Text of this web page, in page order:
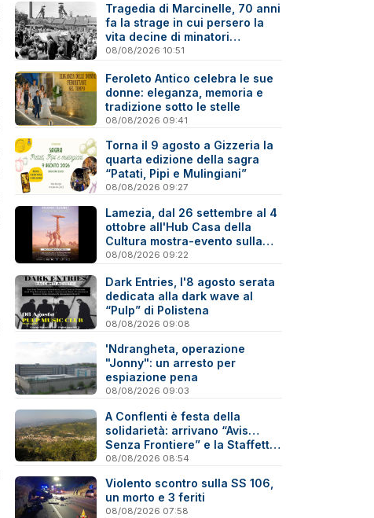
Tragedia di Marcinelle, 70 anni
fa la strage in cui persero la
vita decine di minatori
calabresi
08/08/2026 10:51
Feroleto Antico celebra le sue
donne: eleganza, memoria e
tradizione sotto le stelle
08/08/2026 09:41
Torna il 9 agosto a Gizzeria la
quarta edizione della sagra
“Patati, Pipi e Mulingiani”
08/08/2026 09:27
Lamezia, dal 26 settembre al 4
ottobre all'Hub Casa della
Cultura mostra-evento sulla
Virtual Photography
08/08/2026 09:22
Dark Entries, l'8 agosto serata
dedicata alla dark wave al
“Pulp” di Polistena
08/08/2026 09:08
'Ndrangheta, operazione
"Jonny": un arresto per
espiazione pena
08/08/2026 09:03
A Conflenti è festa della
solidarietà: arrivano “Avis…
Senza Frontiere” e la Staffetta
del Donatore
08/08/2026 08:54
Violento scontro sulla SS 106,
un morto e 3 feriti
08/08/2026 07:58